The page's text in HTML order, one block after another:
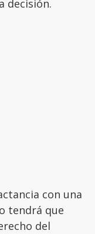
decisión.
con una
tendrá que
del